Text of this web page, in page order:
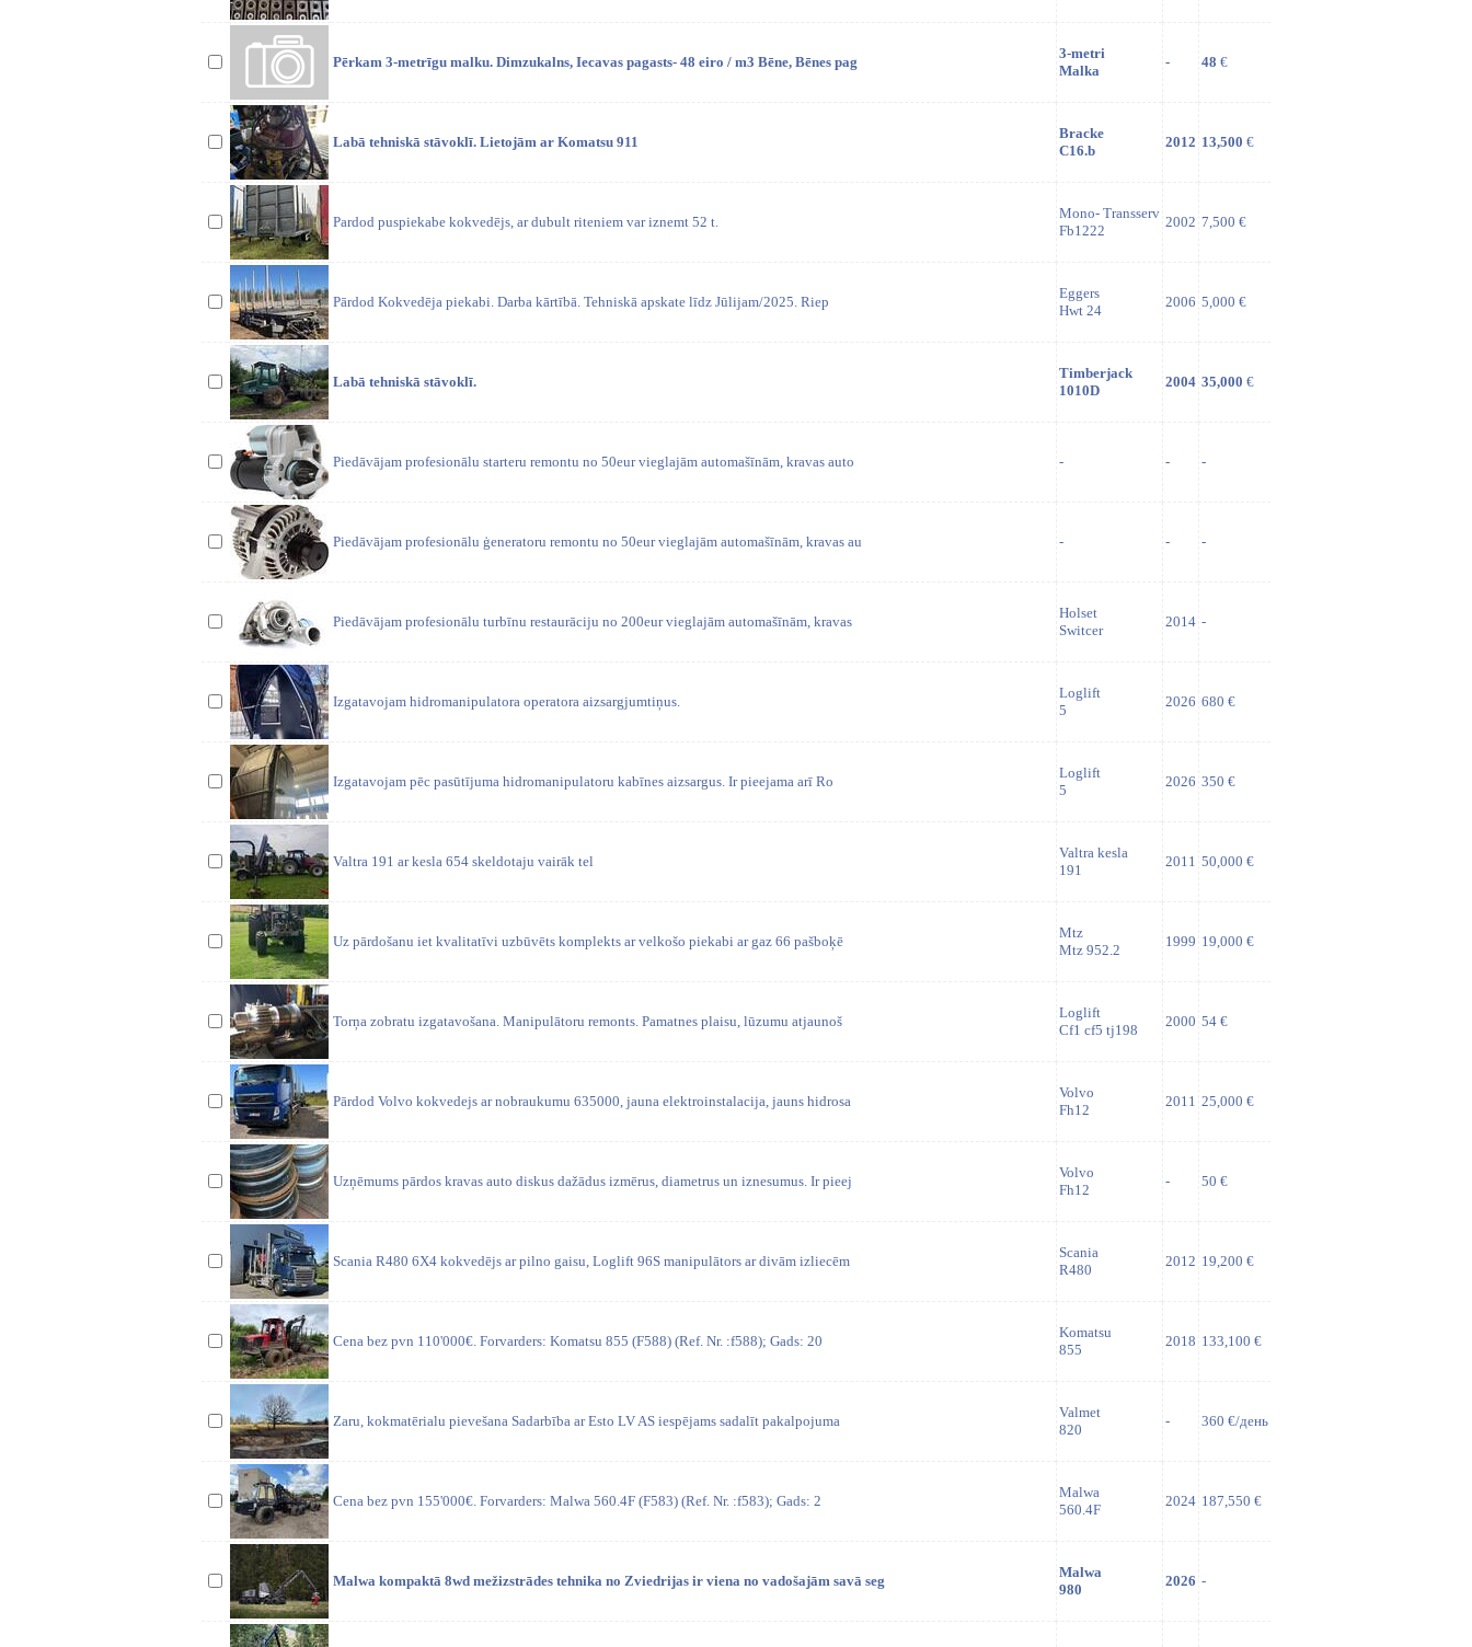
Pērkam 3-metrīgu malku. Dimzukalns, Iecavas pagasts- 48 eiro / m3 Bēne, Bēnes pag
3-metri
Malka
- 48 €
Labā tehniskā stāvoklī. Lietojām ar Komatsu 911
Bracke
C16.b
2012 13,500 €
Pardod puspiekabe kokvedējs, ar dubult riteniem var iznemt 52 t.
Mono- Transserv
Fb1222
2002 7,500 €
Pārdod Kokvedēja piekabi. Darba kārtībā. Tehniskā apskate līdz Jūlijam/2025. Riep
Eggers
Hwt 24
2006 5,000 €
Labā tehniskā stāvoklī.
Timberjack
1010D
2004 35,000 €
Piedāvājam profesionālu starteru remontu no 50eur vieglajām automašīnām, kravas auto - - -
Piedāvājam profesionālu ģeneratoru remontu no 50eur vieglajām automašīnām, kravas au - - -
Piedāvājam profesionālu turbīnu restaurāciju no 200eur vieglajām automašīnām, kravas
Holset
Switcer
2014 -
Izgatavojam hidromanipulatora operatora aizsargjumtiņus.
Loglift
5
2026 680 €
Izgatavojam pēc pasūtījuma hidromanipulatoru kabīnes aizsargus. Ir pieejama arī Ro
Loglift
5
2026 350 €
Valtra 191 ar kesla 654 skeldotaju vairāk tel
Valtra kesla
191
2011 50,000 €
Uz pārdošanu iet kvalitatīvi uzbūvēts komplekts ar velkošo piekabi ar gaz 66 pašboķē
Mtz
Mtz 952.2
1999 19,000 €
Torņa zobratu izgatavošana. Manipulātoru remonts. Pamatnes plaisu, lūzumu atjaunoš
Loglift
Cf1 cf5 tj198
2000 54 €
Pārdod Volvo kokvedejs ar nobraukumu 635000, jauna elektroinstalacija, jauns hidrosa
Volvo
Fh12
2011 25,000 €
Uzņēmums pārdos kravas auto diskus dažādus izmērus, diametrus un iznesumus. Ir pieej
Volvo
Fh12
- 50 €
Scania R480 6X4 kokvedējs ar pilno gaisu, Loglift 96S manipulātors ar divām izliecēm
Scania
R480
2012 19,200 €
Cena bez pvn 110'000€. Forvarders: Komatsu 855 (F588) (Ref. Nr. :f588); Gads: 20
Komatsu
855
2018 133,100 €
Zaru, kokmatērialu pievešana Sadarbība ar Esto LV AS iespējams sadalīt pakalpojuma
Valmet
820
- 360 €/день
Cena bez pvn 155'000€. Forvarders: Malwa 560.4F (F583) (Ref. Nr. :f583); Gads: 2
Malwa
560.4F
2024 187,550 €
Malwa kompaktā 8wd mežizstrādes tehnika no Zviedrijas ir viena no vadošajām savā seg
Malwa
980
2026 -